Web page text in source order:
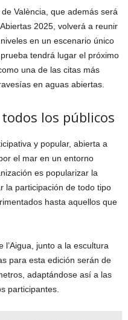
València, que además será
2025, volverá a reunir
en un escenario único
tendrá lugar el próximo
una de las citas más
en aguas abiertas.
los públicos
y popular, abierta a
el mar en un entorno
es popularizar la
la participación de todo tipo
hasta aquellos que
l’Aigua, junto a la escultura
para esta edición serán de
adaptándose así a las
participantes.